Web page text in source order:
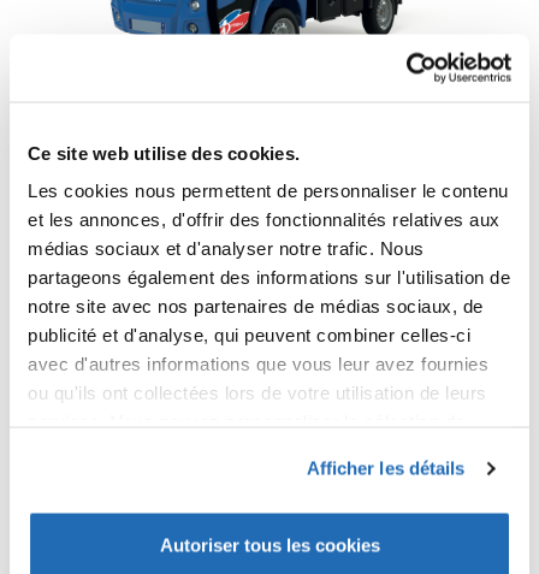
Ce site web utilise des cookies.
Les cookies nous permettent de personnaliser le contenu
et les annonces, d'offrir des fonctionnalités relatives aux
médias sociaux et d'analyser notre trafic. Nous
partageons également des informations sur l'utilisation de
notre site avec nos partenaires de médias sociaux, de
publicité et d'analyse, qui peuvent combiner celles-ci
avec d'autres informations que vous leur avez fournies
ou qu'ils ont collectées lors de votre utilisation de leurs
cases ci-dessous, en dehors des cookies nécessaires
au bon fonctionnement du site. Pour plus d'informations,
consulter notre politique de
Afficher les détails
Autoriser tous les cookies
Passez à l'électrique dès aujourd'hui !
A partir de575€/mois*€ HT
Soyez le premier à donner votre avis
DÉCOUVRIR